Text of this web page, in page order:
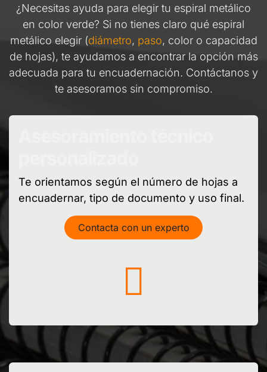
¿Necesitas ayuda para elegir tu espiral metálico
en color verde? Si no tienes claro qué espiral
metálico elegir (diámetro, paso, color o capacidad
de hojas), te ayudamos a encontrar la opción más
adecuada para tu encuadernación. Contáctanos y
te asesoramos sin compromiso.
Te orientamos según el número de hojas a
encuadernar, tipo de documento y uso final.
Contacta con un experto